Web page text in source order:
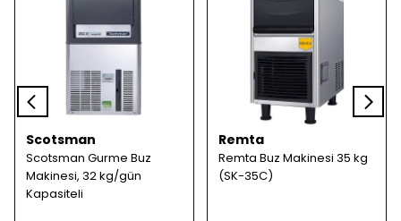
Scotsman
Scotsman Gurme Buz
Makinesi, 32 kg/gün
Kapasiteli
Remta
Remta Buz Makinesi 35 kg
(SK-35C)